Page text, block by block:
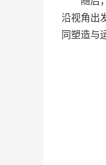
沿视角出
同塑造与